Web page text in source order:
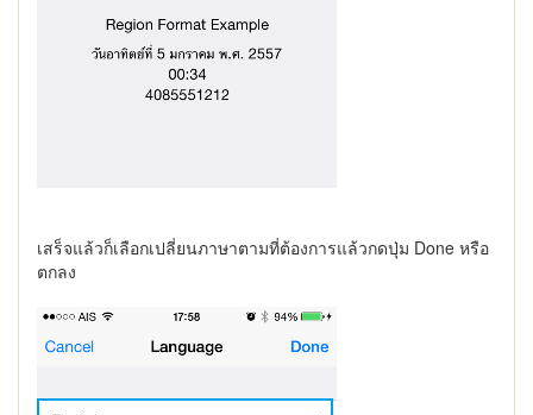
เสร็จแล้วก็เลือกเปลี่ยนภาษาตามที่ต้องการแล้วกดปุ่ม Done หรือ
ตกลง